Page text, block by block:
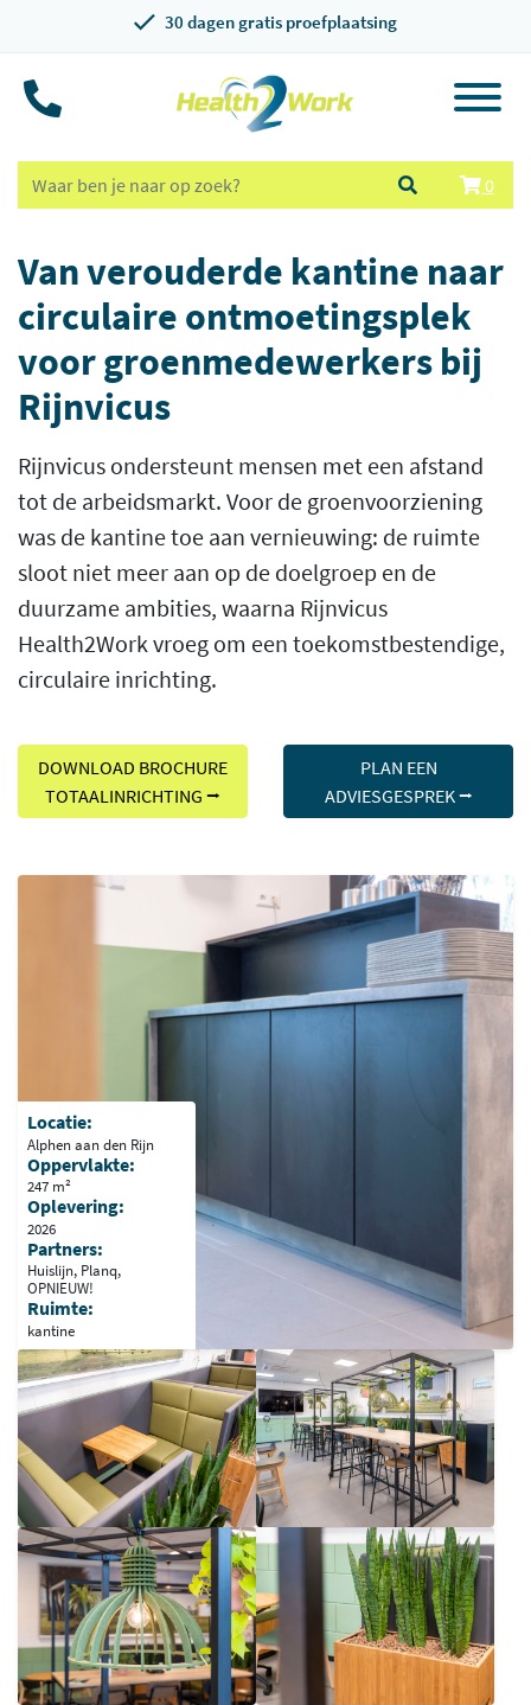
30 dagen gratis proefplaatsing
0
Van verouderde kantine naar
circulaire ontmoetingsplek
voor groenmedewerkers bij
Rijnvicus
Rijnvicus ondersteunt mensen met een afstand
tot de arbeidsmarkt. Voor de groenvoorziening
was de kantine toe aan vernieuwing: de ruimte
sloot niet meer aan op de doelgroep en de
duurzame ambities, waarna Rijnvicus
Health2Work vroeg om een toekomstbestendige,
circulaire inrichting.
DOWNLOAD BROCHURE
TOTAALINRICHTING ⭢
PLAN EEN
ADVIESGESPREK ⭢
Locatie:
Alphen aan den Rijn
Oppervlakte:
247 m²
Oplevering:
2026
Partners:
Huislijn, Planq,
OPNIEUW!
Ruimte:
kantine